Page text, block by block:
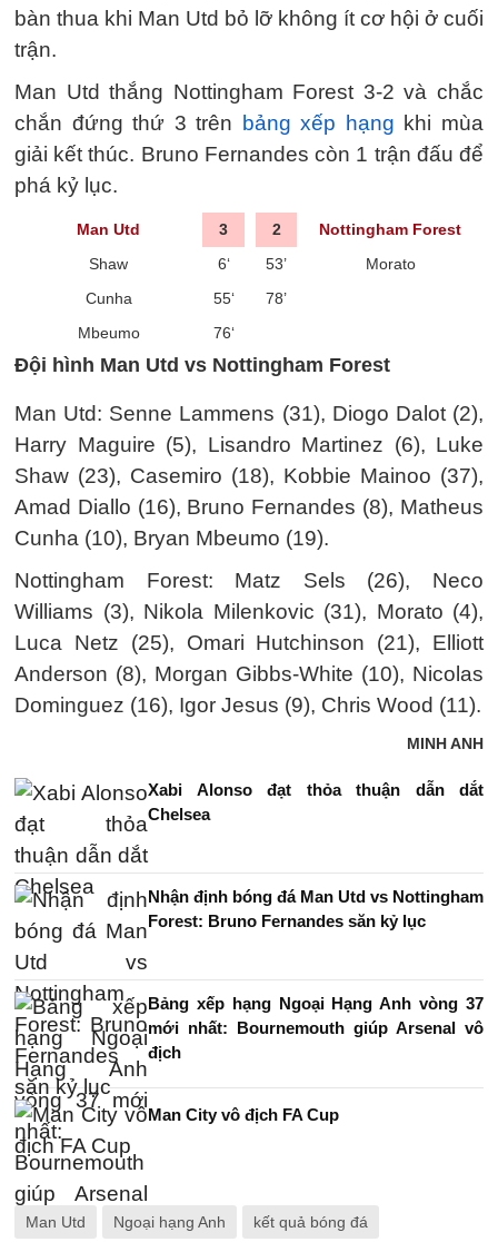
bàn thua khi Man Utd bỏ lỡ không ít cơ hội ở cuối
trận.
Man Utd thắng Nottingham Forest 3-2 và chắc
chắn đứng thứ 3 trên
bảng xếp hạng khi mùa
giải kết thúc. Bruno Fernandes còn 1 trận đấu để
phá kỷ lục.
Man Utd 3 2
Nottingham Forest
Shaw
6‘ 53’
Morato
Cunha
55‘
78’
Mbeumo
76‘
Đội hình Man Utd vs Nottingham Forest
Man Utd: Senne Lammens (31), Diogo Dalot (2),
Harry Maguire (5), Lisandro Martinez (6), Luke
Shaw (23), Casemiro (18), Kobbie Mainoo (37),
Amad Diallo (16), Bruno Fernandes (8), Matheus
Cunha (10), Bryan Mbeumo (19).
Nottingham Forest: Matz Sels (26), Neco
Williams (3), Nikola Milenkovic (31), Morato (4),
Luca Netz (25), Omari Hutchinson (21), Elliott
Anderson (8), Morgan Gibbs-White (10), Nicolas
Dominguez (16), Igor Jesus (9), Chris Wood (11).
MINH ANH
Xabi Alonso đạt thỏa thuận dẫn dắt
Chelsea
Nhận định bóng đá Man Utd vs Nottingham
Forest: Bruno Fernandes săn kỷ lục
Bảng xếp hạng Ngoại Hạng Anh vòng 37
mới nhất: Bournemouth giúp Arsenal vô
địch
Man City vô địch FA Cup
Man Utd Ngoại hạng Anh kết quả bóng đá